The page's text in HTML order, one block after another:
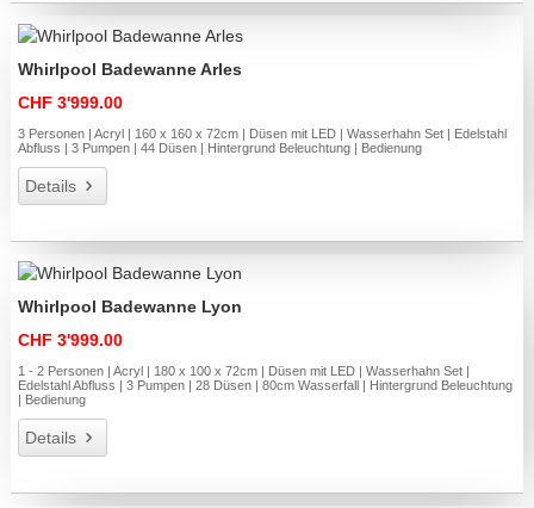
Whirlpool Badewanne Arles
CHF 3'999.00
3 Personen | Acryl | 160 x 160 x 72cm | Düsen mit LED | Wasserhahn Set | Edelstahl
Abfluss | 3 Pumpen | 44 Düsen | Hintergrund Beleuchtung | Bedienung
Details
Whirlpool Badewanne Lyon
CHF 3'999.00
1 - 2 Personen | Acryl | 180 x 100 x 72cm | Düsen mit LED | Wasserhahn Set |
Edelstahl Abfluss | 3 Pumpen | 28 Düsen | 80cm Wasserfall | Hintergrund Beleuchtung
| Bedienung
Details